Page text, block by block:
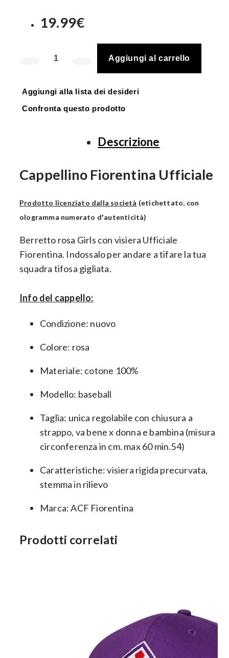
19.99€
Aggiungi al carrello
Aggiungi alla lista dei desideri
Confronta questo prodotto
Descrizione
Cappellino Fiorentina Ufficiale
Prodotto licenziato dalla società (etichettato, con
ologramma numerato d'autenticità)
Berretto rosa Girls con visiera Ufficiale
Fiorentina. Indossalo per andare a tifare la tua
squadra tifosa gigliata.
Info del cappello:
Condizione: nuovo
Colore: rosa
Materiale: cotone 100%
Modello: baseball
Taglia: unica regolabile con chiusura a
strappo, va bene x donna e bambina (misura
circonferenza in cm. max 60 min.54)
Caratteristiche: visiera rigida precurvata,
stemma in rilievo
Marca: ACF Fiorentina
Prodotti correlati